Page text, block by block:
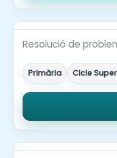
Resolució de
Primària Cicle